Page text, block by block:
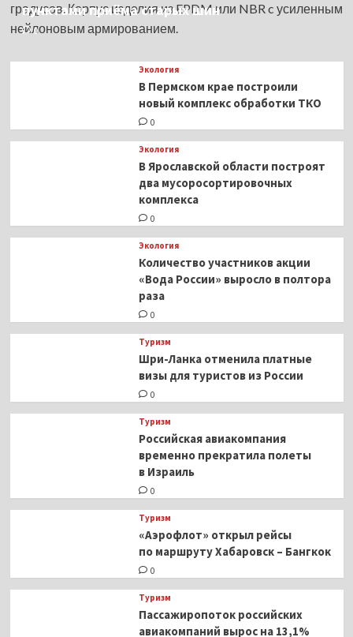
градусов. Корпус изделия из EPDM или NBR c усиленным
нейлоновым армированием.
пунктами приёма старых шин
0
Экология
В Пермском крае построили
новый комплекс обработки ТКО
0
Экология
В Ярославской области построят
два мусоросортировочных
комплекса
0
Экология
Количество участников акции
«Вода России» выросло в полтора
раза
0
Туризм
Шри-Ланка отменила платные
визы для туристов из России
0
Туризм
Российская авиакомпания
временно прекратила полеты
в Израиль
0
Туризм
«Аэрофлот» открыл рейсы
по маршруту Хабаровск – Бангкок
0
Туризм
Пассажиропоток российских
авиакомпаний вырос на 13,1%